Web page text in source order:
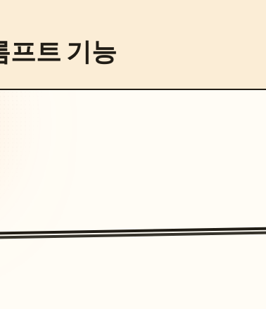
프트 기능